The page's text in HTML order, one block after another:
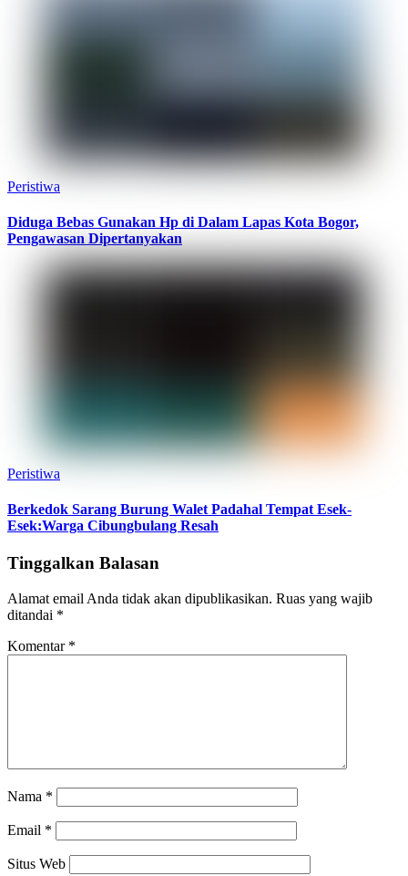
Peristiwa
Diduga Bebas Gunakan Hp di Dalam Lapas Kota Bogor,
Pengawasan Dipertanyakan
Peristiwa
Berkedok Sarang Burung Walet Padahal Tempat Esek-
Esek:Warga Cibungbulang Resah
Tinggalkan Balasan
Alamat email Anda tidak akan dipublikasikan. Ruas yang wajib
ditandai *
Komentar *
Nama *
Email *
Situs Web